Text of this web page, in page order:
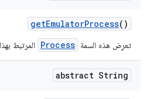
getEmulatorProcess()
تعرِض هذه السمة Process المرتبط
abstract String